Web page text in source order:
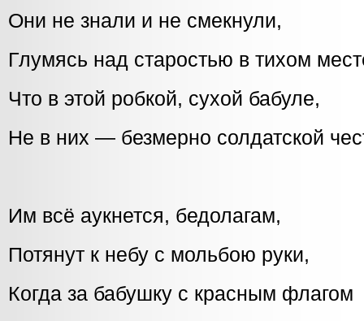
Они не знали и не смекнули,
Глумясь над старостью в тихом
Что в этой робкой, сухой бабуле,
Не в них — безмерно солдатской
Им всё аукнется, бедолагам,
Потянут к небу с мольбою руки,
Когда за бабушку с красным флагом